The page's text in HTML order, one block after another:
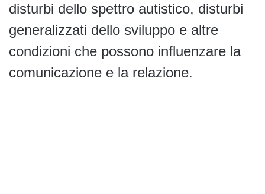
disturbi dello spettro autistico, disturbi
generalizzati dello sviluppo e altre
condizioni che possono influenzare la
comunicazione e la relazione.